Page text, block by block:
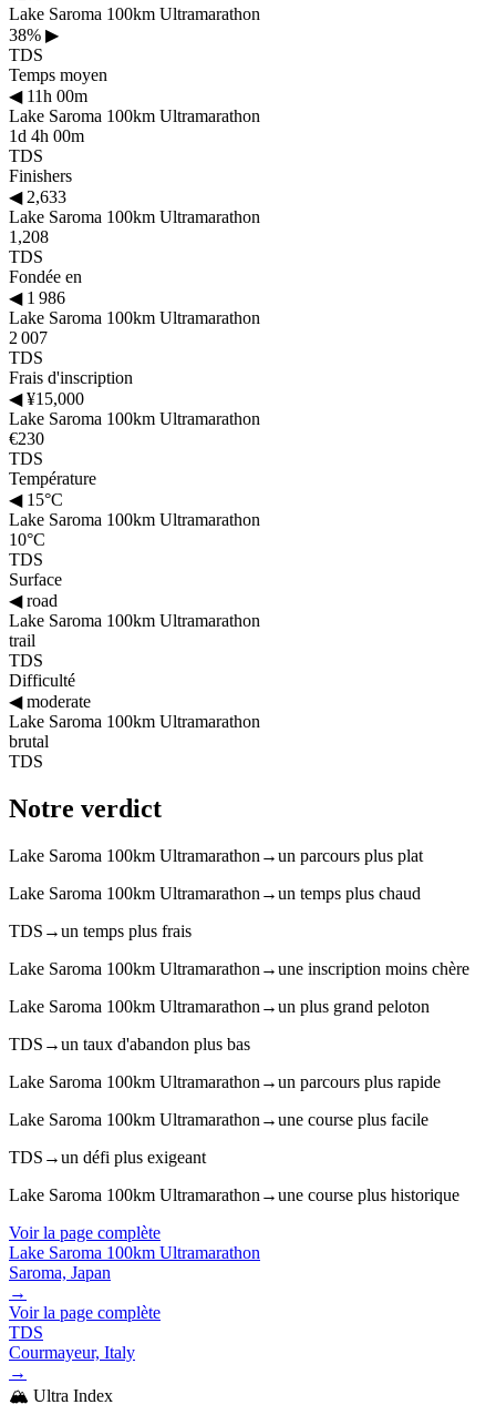
Lake Saroma 100km Ultramarathon
38% ▶
TDS
Temps moyen
◀11h 00m
Lake Saroma 100km Ultramarathon
1d 4h 00m
TDS
Finishers
◀2,633
Lake Saroma 100km Ultramarathon
1,208
TDS
Fondée en
◀1 986
Lake Saroma 100km Ultramarathon
2 007
TDS
Frais d'inscription
◀¥15,000
Lake Saroma 100km Ultramarathon
€230
TDS
Température
◀15°C
Lake Saroma 100km Ultramarathon
10°C
TDS
Surface
◀road
Lake Saroma 100km Ultramarathon
trail
TDS
Difficulté
◀moderate
Lake Saroma 100km Ultramarathon
brutal
TDS
Notre verdict
Lake Saroma 100km Ultramarathon →un parcours plus plat
Lake Saroma 100km Ultramarathon →un temps plus chaud
TDS →un temps plus frais
Lake Saroma 100km Ultramarathon →une inscription moins chère
Lake Saroma 100km Ultramarathon →un plus grand peloton
TDS →un taux d'abandon plus bas
Lake Saroma 100km Ultramarathon →un parcours plus rapide
Lake Saroma 100km Ultramarathon →une course plus facile
TDS →un défi plus exigeant
Lake Saroma 100km Ultramarathon →une course plus historique
Voir la page complète
Lake Saroma 100km Ultramarathon
Saroma, Japan
→
Voir la page complète
TDS
Courmayeur, Italy
→
🏔️ Ultra Index